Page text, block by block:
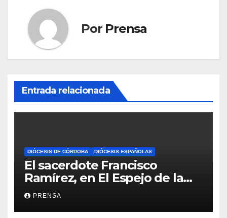
Por Prensa
Entrada relacionada
DIÓCESIS DE CÓRDOBA DIÓCESIS ESPAÑOLAS
El sacerdote Francisco
Ramírez, en El Espejo de la
Iglesia
PRENSA